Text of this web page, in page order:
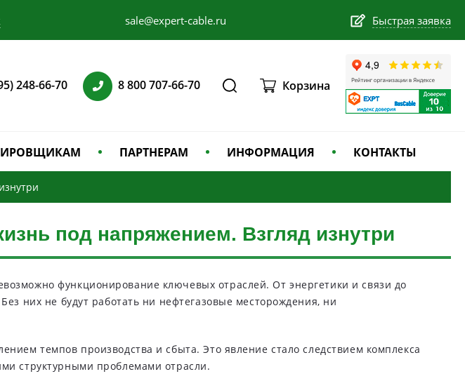
sale@expert-cable.ru Быстрая заявка
248-66-70 8 800 707-66-70 Корзина
ПАРТНЕРАМ ИНФОРМАЦИЯ КОНТАКТЫ
под напряжением. Взгляд изнутри
функционирование ключевых отраслей. От энергетики и связи до
них не будут работать ни нефтегазовые месторождения, ни
темпов производства и сбыта. Это явление стало следствием комплекса
структурными проблемами отрасли.